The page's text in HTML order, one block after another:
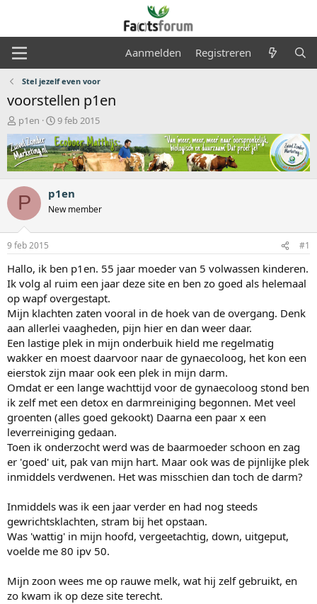
Aanmelden Registreren
Stel jezelf even voor
voorstellen p1en
O
n
d
e
r
w
e
r
p
s
t
r
t
e
r
p1en
S
t
a
r
t
a
t
m
9 feb 2015
P p1en
New member
9 feb 2015 #1
Hallo, ik ben p1en. 55 jaar moeder van 5 volwassen kinderen.
Ik volg al ruim een jaar deze site en ben zo goed als helemaal
op wapf overgestapt.
Mijn klachten zaten vooral in de hoek van de overgang. Denk
aan allerlei vaagheden, pijn hier en dan weer daar.
Een lastige plek in mijn onderbuik hield me regelmatig
wakker en moest daarvoor naar de gynaecoloog, het kon een
eierstok zijn maar ook een plek in mijn darm.
Omdat er een lange wachttijd voor de gynaecoloog stond ben
ik zelf met een detox en darmreiniging begonnen. Met veel
groenten (alles goed gekookt) Daarna een paar x een
leverreiniging gedaan.
Toen ik onderzocht werd was de baarmoeder schoon en zag
er 'goed' uit, pak van mijn hart. Maar ook was de pijnlijke plek
inmiddels verdwenen. Het was misschien dan toch de darm?
Inmiddels was ik een jaar verder en had nog steeds
gewrichtsklachten, stram bij het opstaan.
Was 'wattig' in mijn hoofd, vergeetachtig, down, uitgeput,
voelde me 80 ipv 50.
Mijn zoon wees me op rauwe melk, wat hij zelf gebruikt, en
zo kwam ik op deze site terecht.